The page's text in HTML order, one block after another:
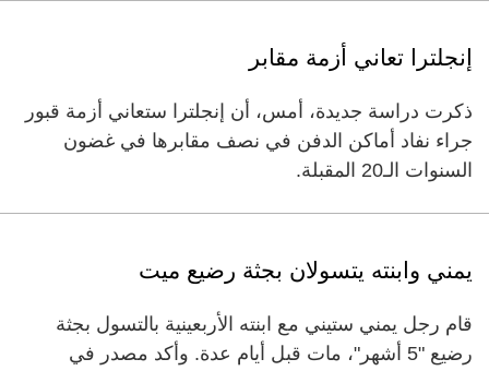
إنجلترا تعاني أزمة مقابر
ذكرت دراسة جديدة، أمس، أن إنجلترا ستعاني أزمة قبور
جراء نفاد أماكن الدفن في نصف مقابرها في غضون
السنوات الـ20 المقبلة.
يمني وابنته يتسولان بجثة رضيع ميت
قام رجل يمني ستيني مع ابنته الأربعينية بالتسول بجثة
رضيع "5 أشهر"، مات قبل أيام عدة. وأكد مصدر في